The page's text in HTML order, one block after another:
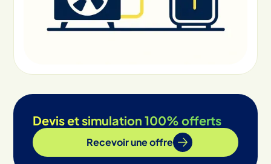
Devis et simulation 100% offerts
Recevoir une offre